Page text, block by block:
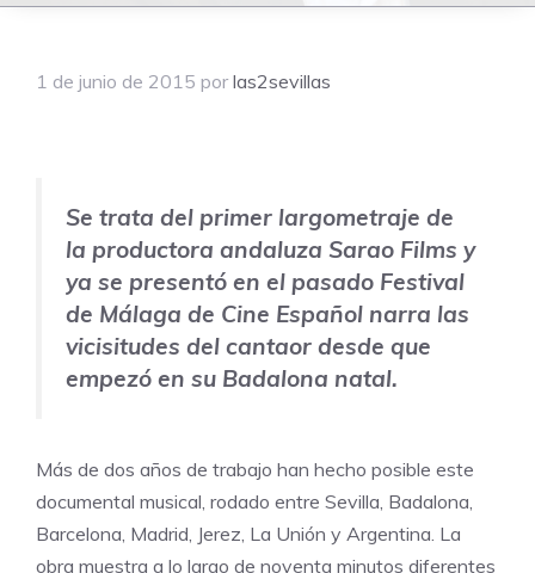
1 de junio de 2015 por las2sevillas
Se trata del primer largometraje de
la productora andaluza Sarao Films y
ya se presentó en el pasado Festival
de Málaga de Cine Español narra las
vicisitudes del cantaor desde que
empezó en su Badalona natal.
Más de dos años de trabajo han hecho posible este
documental musical, rodado entre Sevilla, Badalona,
Barcelona, Madrid, Jerez, La Unión y Argentina. La
obra muestra a lo largo de noventa minutos diferentes